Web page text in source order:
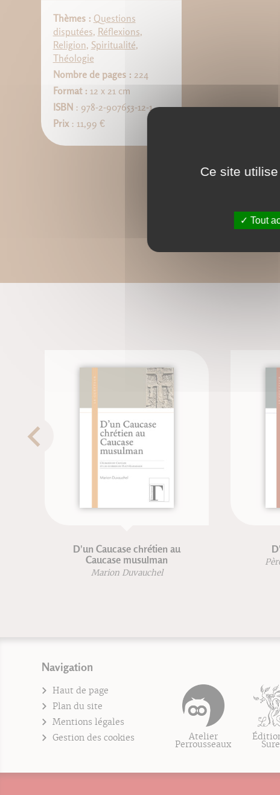
Thèmes : Questions
disputées, Réflexions,
Religion, Spiritualité,
Théologie
Nombre de pages : 224
Format : 12 x 21 cm
ISBN : 978-2-907653-12-1
Prix: 11,99 €
D'un Caucase chrétien au
Caucase musulman
Marion Duvauchel
Navigation
Haut de page
Plan du site
Mentions légales
Gestion des cookies
Atelier
Perrousseaux
Ce site
Tout